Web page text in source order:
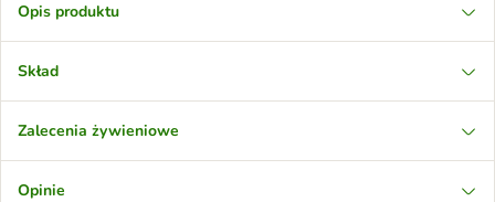
Opis produktu
Skład
Zalecenia żywieniowe
Opinie